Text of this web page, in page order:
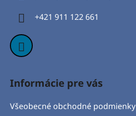
+421 911 122 661
Informácie pre vás
Všeobecné obchodné podmienky